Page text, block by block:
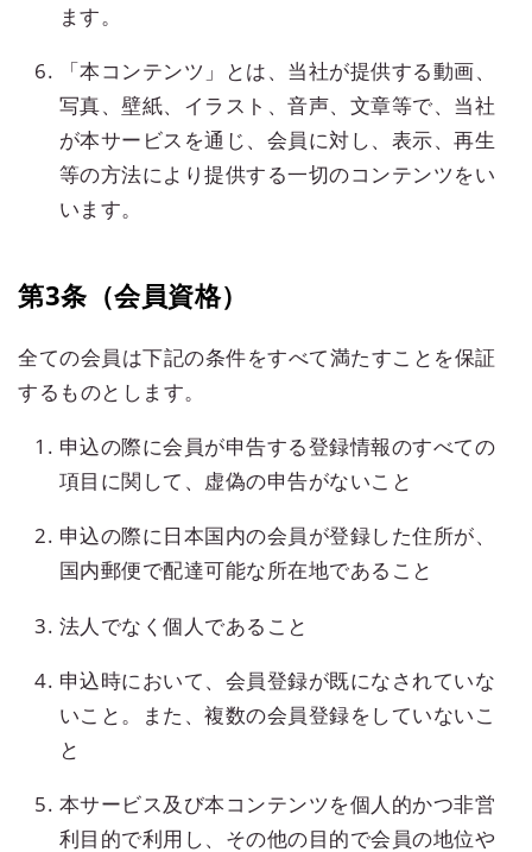
ます。
「本コンテンツ」とは、当社が提供する動画、
写真、壁紙、イラスト、音声、文章等で、当社
が本サービスを通じ、会員に対し、表示、再生
等の方法により提供する一切のコンテンツをい
います。
第3条（会員資格）
全ての会員は下記の条件をすべて満たすことを保証
するものとします。
申込の際に会員が申告する登録情報のすべての
項目に関して、虚偽の申告がないこと
申込の際に日本国内の会員が登録した住所が、
国内郵便で配達可能な所在地であること
法人でなく個人であること
申込時において、会員登録が既になされていな
いこと。また、複数の会員登録をしていないこ
と
本サービス及び本コンテンツを個人的かつ非営
利目的で利用し、その他の目的で会員の地位や